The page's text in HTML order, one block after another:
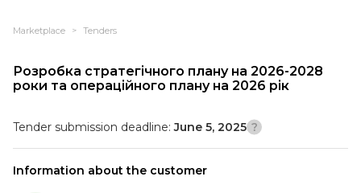
Marketplace > Tenders
Розробка стратегічного плану на 2026-2028
роки та операційного плану на 2026 рік
Tender submission deadline: June 5, 2025
Information about the customer